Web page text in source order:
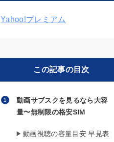
Yahoo!プレミアム
この記事の目次
動画サブスクを見るなら大容
量〜無制限の格安SIM
動画視聴の容量目安 早見表